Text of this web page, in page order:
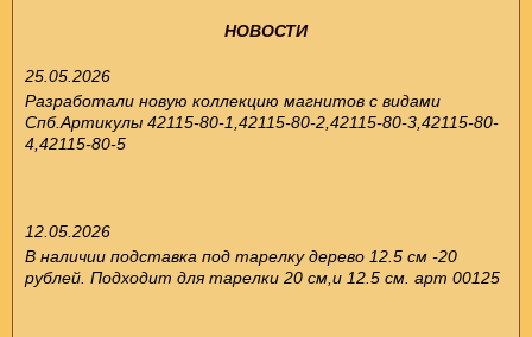
НОВОСТИ
25.05.2026
Разработали новую коллекцию магнитов с видами
Спб.Артикулы 42115-80-1,42115-80-2,42115-80-3,42115-80-
4,42115-80-5
12.05.2026
В наличии подставка под тарелку дерево 12.5 см -20
рублей. Подходит для тарелки 20 см,и 12.5 см. арт 00125